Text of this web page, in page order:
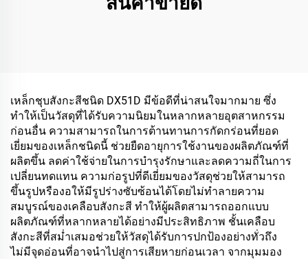
เหล็กชุบสังกะสีชนิด DX51D มีข้อดีที่น่าสนใจมากมาย ซึ่ง
ทำให้เป็นวัสดุที่ได้รับความนิยมในหลากหลายอุตสาหกรรม
ก่อนอื่น ความสามารถในการต้านทานการกัดกร่อนที่ยอด
เยี่ยมของเหล็กชนิดนี้ ช่วยยืดอายุการใช้งานของผลิตภัณฑ์ที่
ผลิตขึ้น ลดค่าใช้จ่ายในการบำรุงรักษาและลดความถี่ในการ
เปลี่ยนทดแทน ความก่อรูปที่ดีเยี่ยมของวัสดุช่วยให้สามารถ
ขึ้นรูปหรืองอให้มีรูปร่างซับซ้อนได้โดยไม่ทำลายความ
สมบูรณ์ของเคลือบสังกะสี ทำให้ผู้ผลิตสามารถออกแบบ
ผลิตภัณฑ์ที่หลากหลายได้อย่างมีประสิทธิภาพ ชั้นเคลือบ
สังกะสีที่สม่ำเสมอช่วยให้วัสดุได้รับการปกป้องอย่างทั่วถึง
ไม่มีจุดอ่อนที่อาจนำไปสู่การเสียหายก่อนเวลา จากมุมมอง